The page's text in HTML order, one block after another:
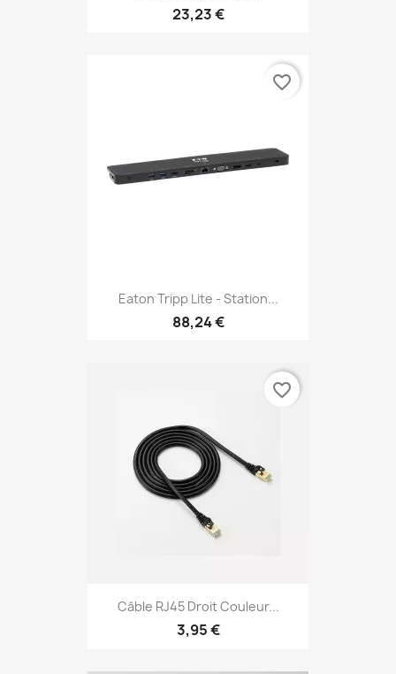
23,23 €
Eaton Tripp Lite - Station...
88,24 €
favorite_border
Câble RJ45 Droit Couleur...
3,95 €
favorite_border